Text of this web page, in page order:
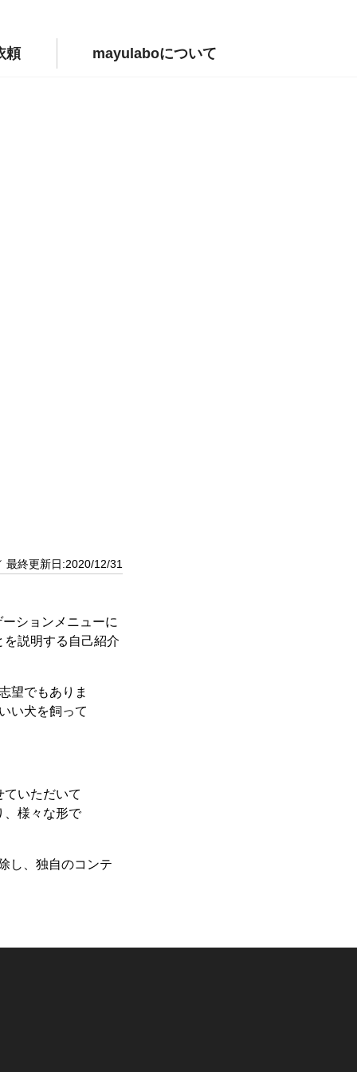
頼 mayulaboについて
最終更新日:2020/12/31
ションメニューに
説明する自己紹介
望でもありま
い犬を飼って
いただいて
、様々な形で
し、独自のコンテ